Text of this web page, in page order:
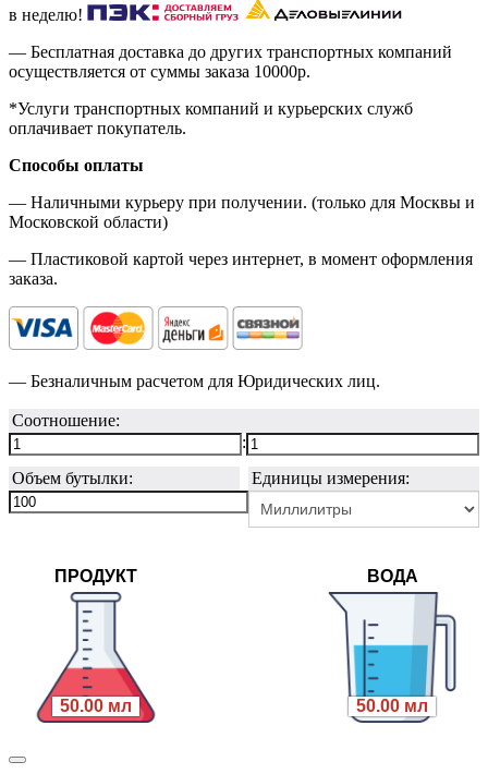
в неделю!
— Бесплатная доставка до других транспортных компаний
осуществляется от суммы заказа 10000р.
*Услуги транспортных компаний и курьерских служб
оплачивает покупатель.
Способы оплаты
— Наличными курьеру при получении. (только для Москвы и
Московской области)
— Пластиковой картой через интернет, в момент оформления
заказа.
— Безналичным расчетом для Юридических лиц.
Соотношение:
:
Объем бутылки:
Единицы измерения:
ПРОДУКТ
50.00 мл
ВОДА
50.00 мл